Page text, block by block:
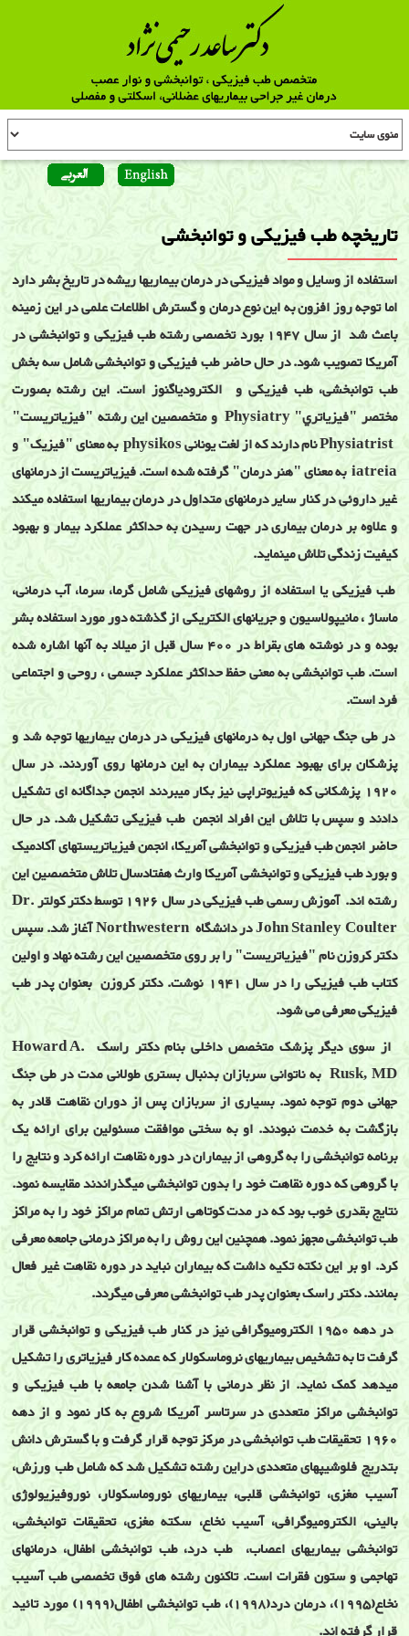
تاریخچه طب فیزیکی و توانبخشی
استفاده از وسايل و مواد فيزيکی در درمان بيماريها ريشه در تاريخ بشر دارد
اما توجه روز افزون به اين نوع درمان و گسترش اطلاعات علمی در اين زمينه
باعث شد از سال 1947 بورد تخصصی رشته طب فيزيکی و توانبخشی در
آمريکا تصويب شود. در حال حاضر طب فيزيکی و توانبخشی شامل سه بخش
طب توانبخشی، طب فيزيکی و الکترودياگنوز است. اين رشته بصورت
مختصر "فيزياتري" Physiatry و متخصصين اين رشته "فيزياتريست"
Physiatrist نام دارند که از لغت يونانی physikos به معنای "فيزيک" و
iatreia به معنای "هنر درمان" گرفته شده است. فيزياتريست از درمانهای
غير داروئی در کنار ساير درمانهای متداول در درمان بيماريها استفاده ميکند
و علاوه بر درمان بيماری در جهت رسيدن به حداکثر عملکرد بيمار و بهبود
کيفيت زندگی تلاش مينمايد.
طب فيزيکی يا استفاده از روشهای فيزيکی شامل گرما، سرما، آب درمانی،
ماساژ ، مانيپولاسيون و جريانهای الکتريکی از گذشته دور مورد استفاده بشر
بوده و در نوشته های بقراط در 400 سال قبل از ميلاد به آنها اشاره شده
است. طب توانبخشی به معنی حفظ حداکثر عملکرد جسمی ، روحی و اجتماعی
فرد است.
در طی جنگ جهانی اول به درمانهای فيزيکی در درمان بيماريها توجه شد و
پزشکان برای بهبود عملکرد بيماران به اين درمانها روی آوردند. در سال
1920 پزشکانی که فيزيوتراپی نيز بکار ميبردند انجمن جداگانه ای تشکيل
دادند و سپس با تلاش اين افراد انجمن طب فيزيکی تشکيل شد. در حال
حاضر انجمن طب فيزيکی و توانبخشی آمريکا، انجمن فيزياتريستهای آکادميک
و بورد طب فيزيکی و توانبخشی آمريکا وارث هفتادسال تلاش متخصصين اين
رشته اند. آموزش رسمی طب فيزيکی در سال 1926 توسط دکتر کولتر Dr.
John Stanley Coulter در دانشگاه Northwestern آغاز شد. سپس
دکتر کروزن نام "فيزياتريست" را بر روی متخصصين اين رشته نهاد و اولين
کتاب طب فيزيکی را در سال 1941 نوشت. دکتر کروزن بعنوان پدر طب
فيزيکی معرفی می شود.
از سوی ديگر پزشک متخصص داخلی بنام دکتر راسک Howard A.
Rusk, MD به ناتوانی سربازان بدنبال بستری طولانی مدت در طی جنگ
جهانی دوم توجه نمود. بسياری از سربازان پس از دوران نقاهت قادر به
بازگشت به خدمت نبودند. او به سختی موافقت مسئولين برای ارائه يک
برنامه توانبخشی را به گروهی از بيماران در دوره نقاهت ارائه کرد و نتايج را
با گروهی که دوره نقاهت خود را بدون توانبخشی ميگذراندند مقايسه نمود.
نتايج بقدری خوب بود که در مدت کوتاهی ارتش تمام مراکز خود را به مراکز
طب توانبخشی مجهز نمود. همچنين اين روش را به مراکز درمانی جامعه معرفی
کرد. او بر اين نکته تکيه داشت که بيماران نبايد در دوره نقاهت غير فعال
بمانند. دکتر راسک بعنوان پدر طب توانبخشی معرفی ميگردد.
در دهه 1950 الکتروميوگرافی نيز در کنار طب فيزيکی و توانبخشی قرار
گرفت تا به تشخيص بيماريهای نروماسکولار که عمده کار فيزياتری را تشکيل
ميدهد کمک نمايد. از نظر درمانی با آشنا شدن جامعه با طب فيزيکی و
توانبخشی مراکز متعددی در سرتاسر آمريکا شروع به کار نمود و از دهه
1960 تحقيقات طب توانبخشی در مرکز توجه قرار گرفت و با گسترش دانش
بتدريج فلوشيپهای متعددی دراين رشته تشکيل شد که شامل طب ورزش،
آسيب مغزی، توانبخشی قلبی، بيماريهای نوروماسکولار، نوروفيزيولوژی
بالينی، الکتروميوگرافی، آسيب نخاع، سکته مغزی، تحقيقات توانبخشی،
توانبخشی بيماريهای اعصاب، طب درد، طب توانبخشی اطفال، درمانهای
تهاجمی و ستون فقرات است. تاکنون رشته های فوق تخصصی طب آسيب
نخاع(1995)، درمان درد(1998)، طب توانبخشی اطفال(1999) مورد تائيد